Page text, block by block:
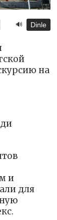
🔊 Dinle
на
и
для